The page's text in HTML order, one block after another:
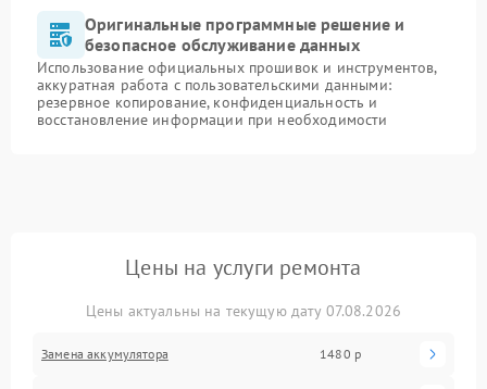
Оригинальные программные решение и
безопасное обслуживание данных
Использование официальных прошивок и инструментов,
аккуратная работа с пользовательскими данными:
резервное копирование, конфиденциальность и
восстановление информации при необходимости
Цены на услуги ремонта
Цены актуальны на текущую дату 07.08.2026
Замена аккумулятора 1480 р